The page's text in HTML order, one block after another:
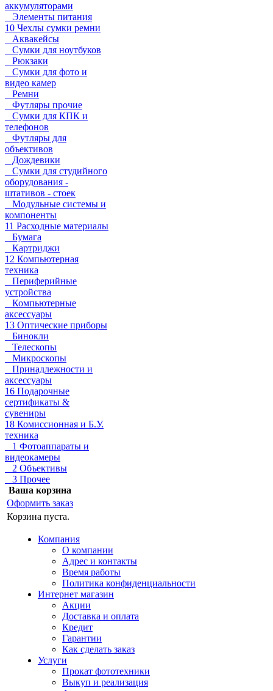
аккумуляторами
Элементы питания
10 Чехлы сумки ремни
Аквакейсы
Сумки для ноутбуков
Рюкзаки
Сумки для фото и
видео камер
Ремни
Футляры прочие
Сумки для КПК и
телефонов
Футляры для
объективов
Дождевики
Сумки для студийного
оборудования -
штативов - стоек
Модульные системы и
компоненты
11 Расходные материалы
Бумага
Картриджи
12 Компьютерная
техника
Периферийные
устройства
Компьютерные
аксессуары
13 Оптические приборы
Бинокли
Телескопы
Микроскопы
Принадлежности и
аксессуары
16 Подарочные
сертификаты &
сувениры
18 Комиссионная и Б.У.
техника
1 Фотоаппараты и
видеокамеры
2 Объективы
3 Прочее
Ваша корзина
Оформить заказ
Корзина пуста.
Компания
О компании
Адрес и контакты
Время работы
Политика конфиденциальности
Интернет магазин
Акции
Доставка и оплата
Кредит
Гарантии
Как сделать заказ
Услуги
Прокат фототехники
Выкуп и реализация